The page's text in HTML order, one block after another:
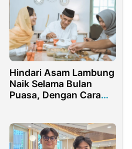
Hindari Asam Lambung
Naik Selama Bulan
Puasa, Dengan Cara